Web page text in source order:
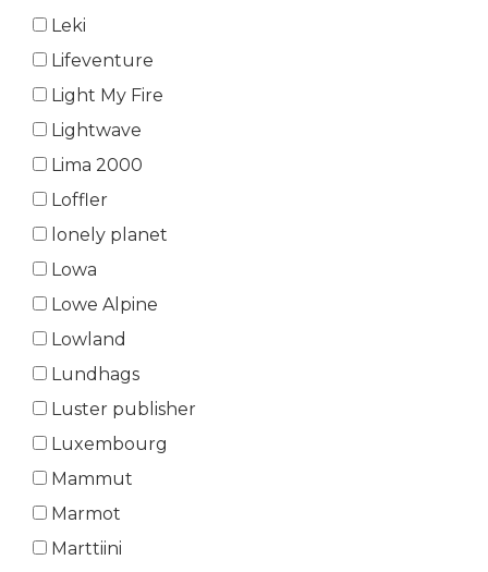
Leki
Lifeventure
Light My Fire
Lightwave
Lima 2000
Loffler
lonely planet
Lowa
Lowe Alpine
Lowland
Lundhags
Luster publisher
Luxembourg
Mammut
Marmot
Marttiini